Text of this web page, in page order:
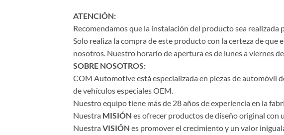
ATENCIÓN:
Recomendamos que la instalación del producto sea
Solo realiza la compra de este producto con la certeza de
nosotros. Nuestro horario de apertura es de lunes a viernes
SOBRE NOSOTROS:
COM Automotive está especializada en piezas de automóvil
de vehículos especiales OEM.
Nuestro equipo tiene más de 28 años de experiencia en la
Nuestra MISIÓN es ofrecer productos de diseño original con
Nuestra VISIÓN es promover el crecimiento y un valor